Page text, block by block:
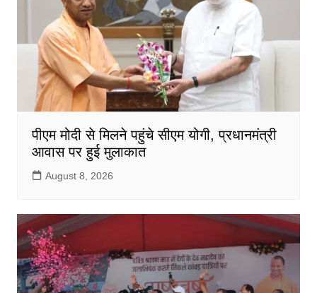
पीएम मोदी से मिलने पहुंचे सीएम योगी, प्रधानमंत्री
आवास पर हुई मुलाकात
August 8, 2026